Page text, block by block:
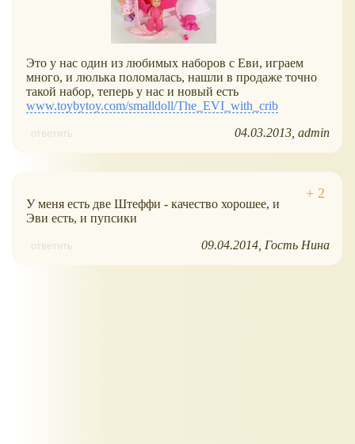
Это у нас один из любимых наборов с Еви, играем
много, и люлька поломалась, нашли в продаже точно
такой набор, теперь у нас и новый есть
www.toybytoy.com/smalldoll/The_EVI_with_crib
ответить 04.03.2013 admin
У меня есть две Штеффи - качество хорошее, и
Эви есть, и пупсики
ответить 09.04.2014 Гость Нина